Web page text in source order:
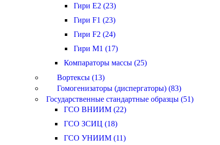
Гири E2 (23)
Гири F1 (23)
Гири F2 (24)
Гири M1 (17)
Компараторы массы (25)
Вортексы (13)
Гомогенизаторы (диспергаторы) (83)
Государственные стандартные образцы (51)
ГСО ВНИИМ (22)
ГСО ЗСИЦ (18)
ГСО УНИИМ (11)